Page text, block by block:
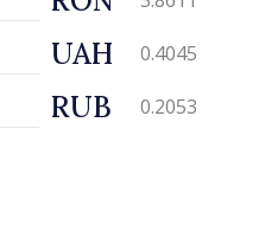
UAH 0.4045
RUB 0.2053